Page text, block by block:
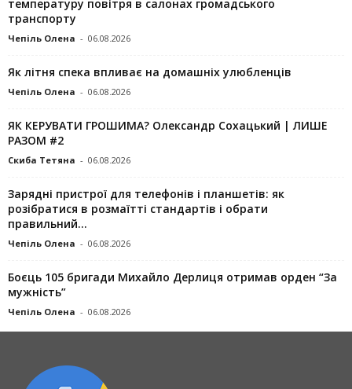
температуру повітря в салонах громадського
транспорту
Чепіль Олена - 06.08.2026
Як літня спека впливає на домашніх улюбленців
Чепіль Олена - 06.08.2026
ЯК КЕРУВАТИ ГРОШИМА? Олександр Сохацький | ЛИШЕ
РАЗОМ #2
Скиба Тетяна - 06.08.2026
Зарядні пристрої для телефонів і планшетів: як
розібратися в розмаїтті стандартів і обрати
правильний...
Чепіль Олена - 06.08.2026
Боєць 105 бригади Михайло Дерлиця отримав орден “За
мужність”
Чепіль Олена - 06.08.2026